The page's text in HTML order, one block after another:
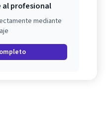
al profesional
mediante